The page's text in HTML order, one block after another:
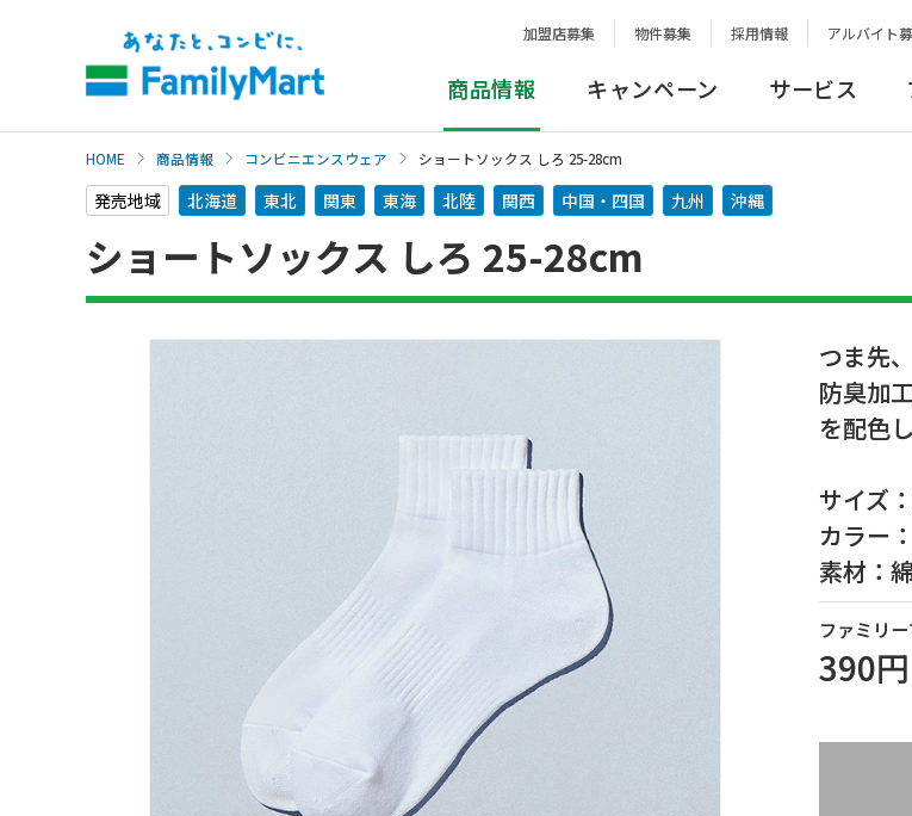
加盟店募集 物件募集 採用情報 アルバイト
商品情報 キャンペーン サービス
HOME 商品情報 コンビニエンスウェア ショートソックス しろ 25-28cm
発売地域 北海道 東北 関東 東海 北陸 関西 中国・四国 九州 沖縄
ショートソックス しろ 25-28cm
つま先
防臭加
を配色
サイズ
カラー
素材：
ファミリ
390円